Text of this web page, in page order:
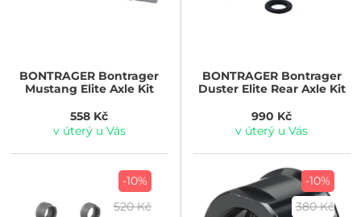
BONTRAGER Bontrager
Mustang Elite Axle Kit
558 Kč
v úterý u Vás
BONTRAGERBontrager
Duster Elite Rear Axle Kit
990 Kč
v úterý u Vás
-10%
520 Kč
-10%
380 Kč